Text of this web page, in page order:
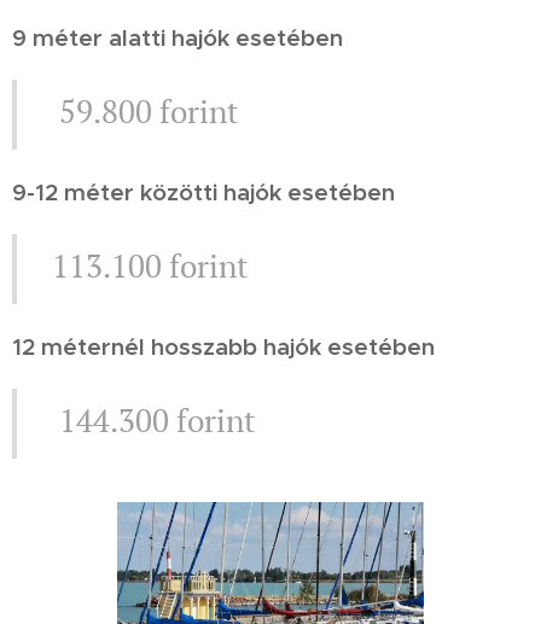
9 méter alatti hajók esetében
59.800 forint
9-12 méter közötti hajók esetében
113.100 forint
12 méternél hosszabb hajók esetében
144.300 forint